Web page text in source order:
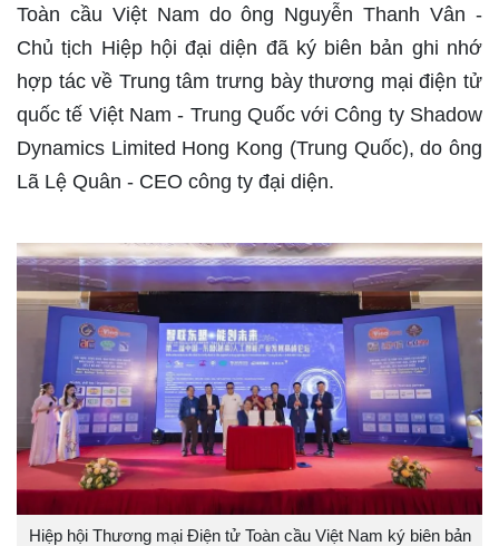
Toàn cầu Việt Nam do ông Nguyễn Thanh Vân -
Chủ tịch Hiệp hội đại diện đã ký biên bản ghi nhớ
hợp tác về Trung tâm trưng bày thương mại điện tử
quốc tế Việt Nam - Trung Quốc với Công ty Shadow
Dynamics Limited Hong Kong (Trung Quốc), do ông
Lã Lệ Quân - CEO công ty đại diện.
Hiệp hội Thương mại Điện tử Toàn cầu Việt Nam ký biên bản